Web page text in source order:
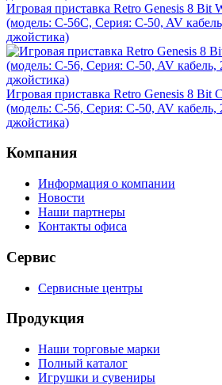
Игровая приставка Retro Genesis 8 Bit
(модель: C-56C, Серия: C-50, AV
джойстика)
Игровая приставка Retro Genesis 8 Bit
(модель: C-56, Серия: C-50, AV
джойстика)
Компания
Информация о компании
Новости
Наши партнеры
Контакты офиса
Сервис
Сервисные центры
Продукция
Наши торговые марки
Полный каталог
Игрушки и сувениры